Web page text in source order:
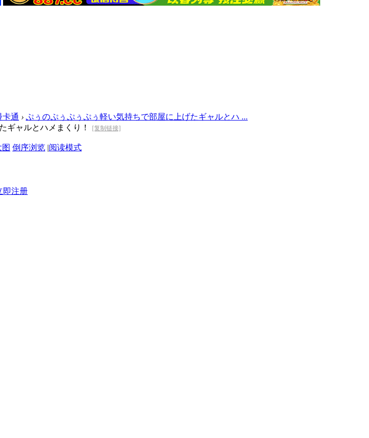
卡通 › ぷぅのぷぅぷぅぷぅ軽い気持ちで部屋に上げたギャルとハ ...
ギャルとハメまくり！ [复制链接]
图 倒序浏览 |阅读模式
即注册